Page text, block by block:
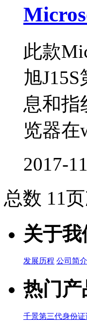
此款
旭
息和指
览器在
2017-
总数 11
关于我
发展历程 公司简介
热门产
千景第三代身份证